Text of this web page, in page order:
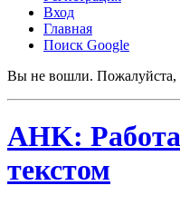
Вход
Главная
Поиск Google
Вы не вошли. Пожалуйста,
AHK:
текстом